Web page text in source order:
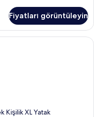
Fiyatları görüntüleyin
View Room | Minibar, odada
Kişilik XL Yatak